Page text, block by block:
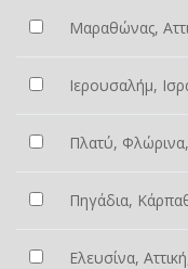
Μαραθώνας,
Ιερουσαλήμ,
Πλατύ,
Πηγάδια,
Ελευσίνα,